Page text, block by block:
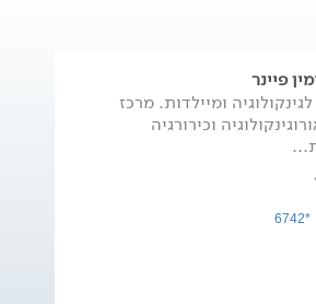
פיינר
ומיילדות. מרכז
וכירורגיה
*6742